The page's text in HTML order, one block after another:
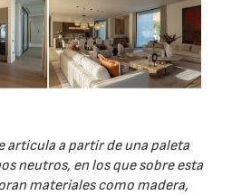
articula a partir de una paleta
neutros, en los que sobre esta
materiales como madera,